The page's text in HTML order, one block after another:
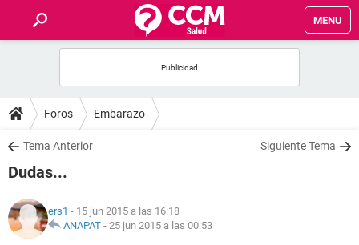
MENU
FOROS
SALUD
NUTRICIÓN
Foros Embarazo
Tema Anterior Siguiente Tema
Dudas...
ers1 - 15 jun 2015 a las 16:18
ANAPAT - 25 jun 2015 a las 00:53